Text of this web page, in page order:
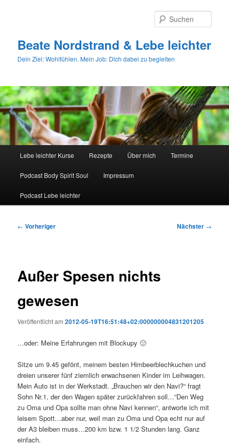
Beate Nordstrand & Lebe leichter
Dein Ziel: Wohlfühlen. Mein Job: Dich dabei zu begleiten
Lebe leichter Kurse Rezepte Über mich Termine
Podcast Body Spirit Soul Impressum
Podcast Lebe leichter
Beitragsnavigation
← Vorheriger Nächster →
Außer Spesen nichts
gewesen
Veröffentlicht am2012-05-19T16:51:48+02:000000004831201205
…oder: Meine Erfahrungen mit Blockupy 🙁
Sitze um 9.45 gefönt, meinem besten Himbeerblechkuchen und
dreien unserer fünf ziemlich erwachsenen Kinder im Leihwagen.
Mein Auto ist in der Werkstadt. „Brauchen wir den Navi?“ fragt
Sohn Nr.1, der den Wagen später zurückfahren soll…“Den Weg
zu Oma und Opa sollte man ohne Navi kennen“, antworte ich mit
leisem Spott…aber nur, weil man zu Oma und Opa echt nur auf
der A3 bleiben muss…200 km bzw. 1 1/2 Stunden lang. Ganz
einfach.